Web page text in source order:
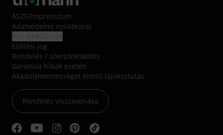
ÁSZF/Impresszum
Adatvédelmi nyilatkozat
Elállási jog
Rendelés / szerződéskötés
Garancia hibák esetén
Akadálymentességet érintő tájékoztatás
Rendelés visszavonása